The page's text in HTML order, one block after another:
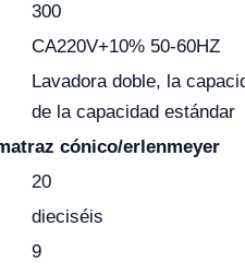
300
CA220V+10% 50-60HZ
Lavadora doble, la
de la capacidad estándar
cónico/erlenmeyer
20
dieciséis
9